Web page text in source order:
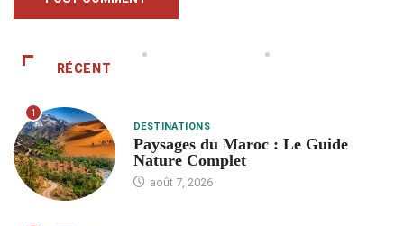
RÉCENT
1
DESTINATIONS
Paysages du Maroc : Le Guide
Nature Complet
août 7, 2026